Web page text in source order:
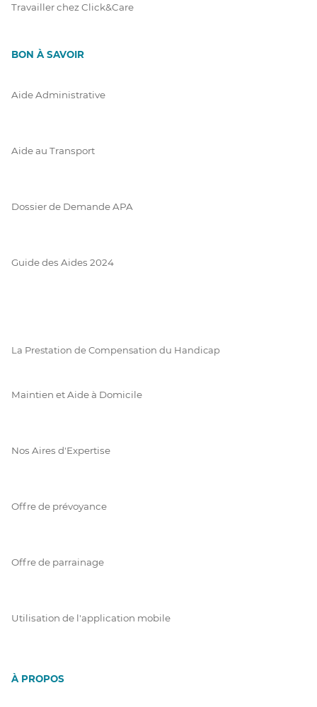
Travailler chez Click&Care
BON À SAVOIR
Aide Administrative
Aide au Transport
Dossier de Demande APA
Guide des Aides 2024
La Prestation de Compensation du Handicap
Maintien et Aide à Domicile
Nos Aires d'Expertise
Offre de prévoyance
Offre de parrainage
Utilisation de l'application mobile
À PROPOS